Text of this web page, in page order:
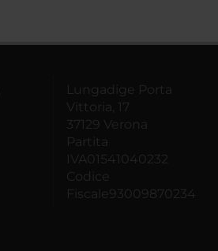
Lungadige Porta
Vittoria, 17
37129 Verona
Partita
IVA01541040232
Codice
Fiscale93009870234